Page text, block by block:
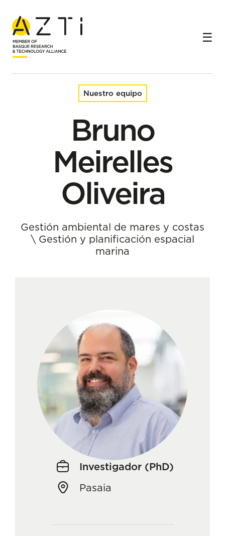
Inicio Equipo Bruno Meirelles Oliveira
Nuestro equipo
Bruno
Meirelles
Oliveira
Gestión ambiental de mares y costas
\ Gestión y planificación espacial
marina
Investigador (PhD)
Pasaia